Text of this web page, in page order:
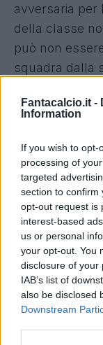
Fantacalcio.it -
Information
If you wish to
processing of
targeted
section to confirm
opt-out request is
interest-based
us or personal
your opt-out. You
disclosure of your
IAB’s list of
also be disclosed
Downstream
avversaria per
della classe
può non
squadra dalla
- Spal
delle partite
cosa: il Toro
parlando,
ottimismo:
un'ottima
I PEGGIORI 5
VIVIANO-
fatto con
gol e, peggio
quello non